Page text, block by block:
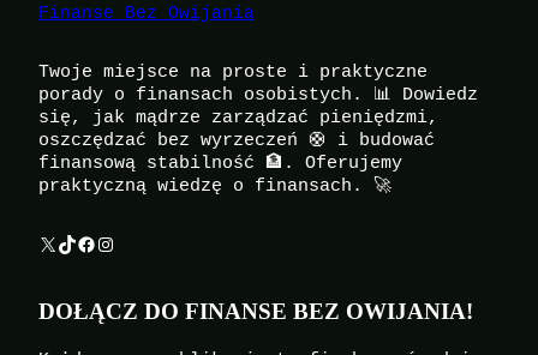
Finanse Bez Owijania
Twoje miejsce na proste i praktyczne
porady o finansach osobistych. 📊 Dowiedz
się, jak mądrze zarządzać pieniędzmi,
oszczędzać bez wyrzeczeń 🛟 i budować
finansową stabilność 🏦. Oferujemy
praktyczną wiedzę o finansach. 🚀
X TikTok Facebook Instagram
DOŁĄCZ DO FINANSE BEZ OWIJANIA!